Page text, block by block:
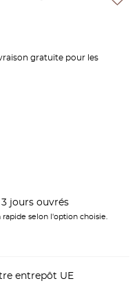
gratuite pour les
3 jours ouvrés
selon l'option choisie.
entrepôt UE